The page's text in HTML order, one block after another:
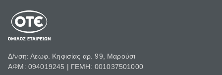
Δ/νση: Λεωφ. Κηφισίας αρ. 99, Μαρούσι
ΑΦΜ: 094019245 | ΓΕΜΗ: 001037501000